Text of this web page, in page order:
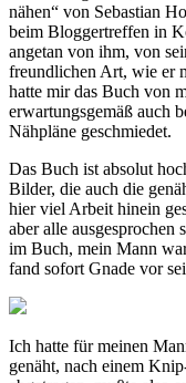
nähen“ von Sebastian
beim Bloggertreffen in
angetan von ihm, von
freundlichen Art, wie er
hatte mir das Buch von
erwartungsgemäß auch
Nähpläne geschmiedet.
Das Buch ist absolut
Bilder, die auch die
hier viel Arbeit hinein
aber alle
im Buch, mein Mann
fand sofort Gnade vor
Ich hatte für meinen
genäht, nach einem